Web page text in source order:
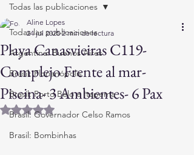
Todas las publicaciones
Argentina: Buenos Aires
Brasil: Florianópolis
Brasil: Porto Belo e Itapema
Brasil: Governador Celso Ramos
Brasil: Bombinhas
Todas las publicaciones
Playa Canasvieiras C119-
Complejo Frente al mar-
Piscina- 3 Ambientes- 6 Pax
Aline Lopes
24 jul 2025 2 min de lectura
Obtuvo NaN de 5 estrellas.